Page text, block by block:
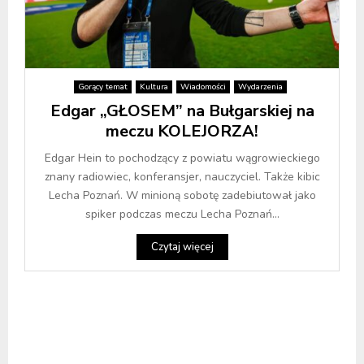
Gorący temat Kultura Wiadomości Wydarzenia
Edgar „GŁOSEM” na Bułgarskiej na
meczu KOLEJORZA!
Edgar Hein to pochodzący z powiatu wągrowieckiego
znany radiowiec, konferansjer, nauczyciel. Także kibic
Lecha Poznań. W minioną sobotę zadebiutował jako
spiker podczas meczu Lecha Poznań...
Czytaj więcej